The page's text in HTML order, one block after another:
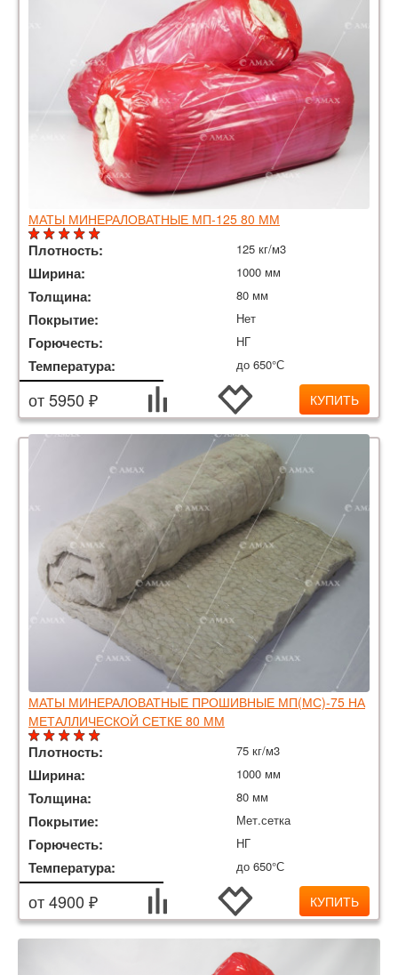
МАТЫ МИНЕРАЛОВАТНЫЕ МП-125 80 ММ
Плотность: 125 кг/м3
Ширина: 1000 мм
Толщина: 80 мм
Покрытие: Нет
Горючесть: НГ
Температура: до 650°С
от 5950 ₽ КУПИТЬ
МАТЫ МИНЕРАЛОВАТНЫЕ ПРОШИВНЫЕ МП(МС)-75 НА
МЕТАЛЛИЧЕСКОЙ СЕТКЕ 80 ММ
Плотность: 75 кг/м3
Ширина: 1000 мм
Толщина: 80 мм
Покрытие: Мет.сетка
Горючесть: НГ
Температура: до 650°С
от 4900 ₽ КУПИТЬ